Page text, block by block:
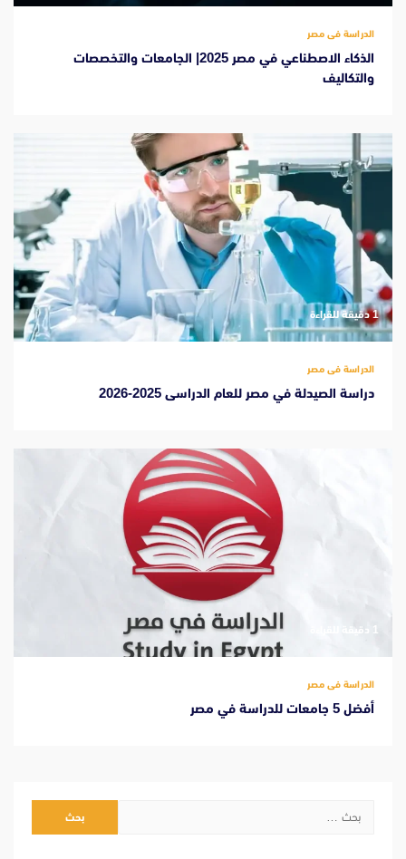
الدراسة فى مصر
الذكاء الاصطناعي في مصر 2025| الجامعات والتخصصات
والتكاليف
‫1 دقيقة للقراءة
الدراسة فى مصر
دراسة الصيدلة في مصر للعام الدراسى 2025-2026
‫1 دقيقة للقراءة
الدراسة فى مصر
أفضل 5 جامعات للدراسة في مصر
البحث